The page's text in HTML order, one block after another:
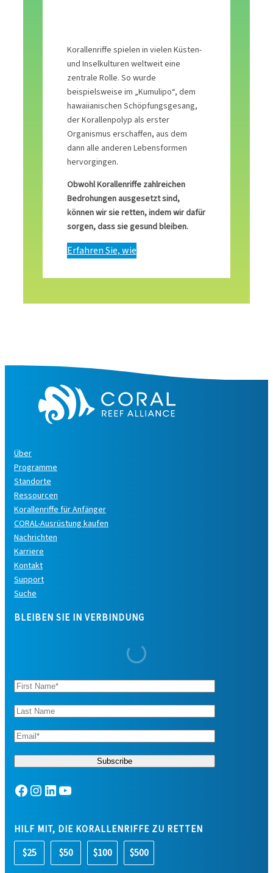
Korallenriffe spielen in vielen Küsten-
und Inselkulturen weltweit eine
zentrale Rolle. So wurde
beispielsweise im „Kumulipo“, dem
hawaiianischen Schöpfungsgesang,
der Korallenpolyp als erster
Organismus erschaffen, aus dem
dann alle anderen Lebensformen
hervorgingen.
Obwohl Korallenriffe zahlreichen
Bedrohungen ausgesetzt sind,
können wir sie retten, indem wir dafür
sorgen, dass sie gesund bleiben.
Erfahren Sie, wie
Über
Programme
Standorte
Ressourcen
Korallenriffe für Anfänger
CORAL-Ausrüstung kaufen
Nachrichten
Karriere
Kontakt
Support
Suche
BLEIBEN SIE IN VERBINDUNG
Facebook Instagram LinkedIn YouTube
HILF MIT, DIE KORALLENRIFFE ZU RETTEN
$25 $50 $100 $500